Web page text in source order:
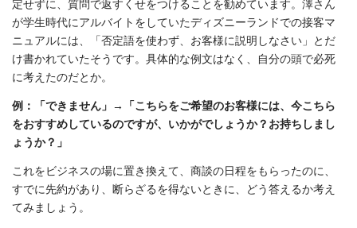
定せずに、質問で返すくせをつけることを勧めています。澤さん
が学生時代にアルバイトをしていたディズニーランドでの接客マ
ニュアルには、「否定語を使わず、お客様に説明しなさい」とだ
け書かれていたそうです。具体的な例文はなく、自分の頭で必死
に考えたのだとか。
例：「できません」→「こちらをご希望のお客様には、今こちら
をおすすめしているのですが、いかがでしょうか？お持ちしまし
ょうか？」
これをビジネスの場に置き換えて、商談の日程をもらったのに、
すでに先約があり、断らざるを得ないときに、どう答えるか考え
てみましょう。